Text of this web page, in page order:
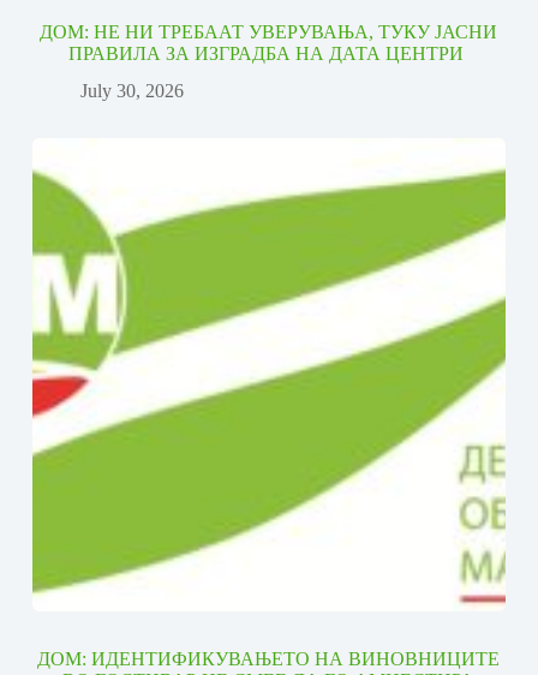
ДОМ: НЕ НИ ТРЕБААТ УВЕРУВАЊА, ТУКУ ЈАСНИ
ПРАВИЛА ЗА ИЗГРАДБА НА ДАТА ЦЕНТРИ
July 30, 2026
ДОМ: ИДЕНТИФИКУВАЊЕТО НА ВИНОВНИЦИТЕ